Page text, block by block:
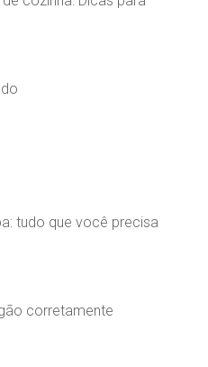
tudo que você precisa
corretamente